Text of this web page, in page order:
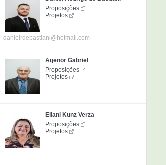
Proposições
Projetos
danielrdebastiani@hotmail.com
Agenor Gabriel
Proposições
Projetos
Eliani Kunz Verza
Proposições
Projetos